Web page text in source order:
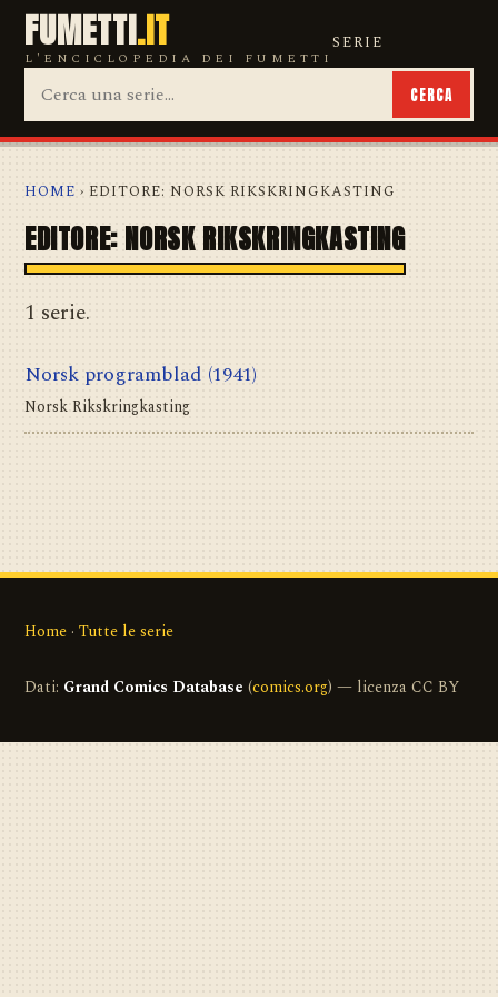
FUMETTI.IT
L'ENCICLOPEDIA DEI FUMETTI
SERIE
CERCA
HOME › EDITORE: NORSK RIKSKRINGKASTING
EDITORE: NORSK RIKSKRINGKASTING
1 serie.
Norsk programblad (1941)
Norsk Rikskringkasting
Home · Tutte le serie
Dati: Grand Comics Database (comics.org) — licenza CC BY